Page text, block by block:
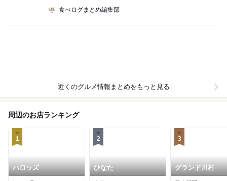
食べログまとめ編集部
近くのグルメ情報まとめをもっと見る
周辺のお店ランキング
1
ハロッズ
2
ひなた
3
グランド川村